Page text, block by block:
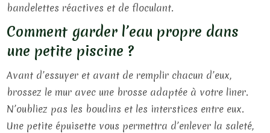
bandelettes réactives et de floculant.
Comment garder l’eau propre dans
une petite piscine ?
Avant d’essuyer et avant de remplir chacun d’eux,
brossez le mur avec une brosse adaptée à votre liner.
N’oubliez pas les boudins et les interstices entre eux.
Une petite épuisette vous permettra d’enlever la saleté,